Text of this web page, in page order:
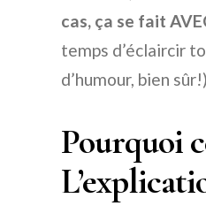
cas, ça se fait
temps d’éclaircir
d’humour, bien
Pourquoi